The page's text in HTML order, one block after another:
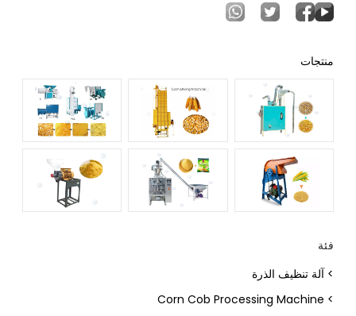
منتجات
فئة
> آلة تنظيف الذرة
> Corn Cob Processing Machine